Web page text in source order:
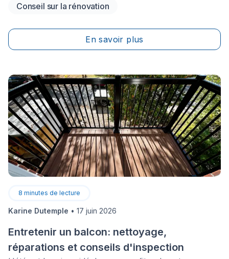
cette pièce principalement vouée à l’hygiène, mais
voire que&nbsp;le bidet chauffant!
Conseil sur la rénovation
En savoir plus
8 minutes de lecture
Karine Dutemple • 17 juin 2026
Entretenir un balcon: nettoyage,
réparations et conseils d'inspection